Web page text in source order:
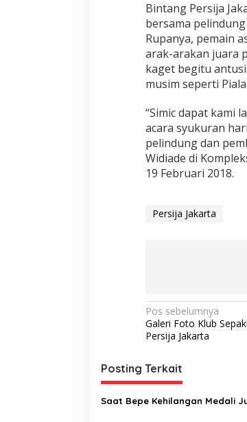
Bintang Persija
bersama
Rupanya, pemain
arak-arakan juara
kaget begitu
musim seperti
“Simic dapat kami
acara syukuran
pelindung dan
Widiade di
19 Februari 2018.
Persija Jakarta
Navigasi
pos
Pos sebelumnya
Galeri Foto Klub
Persija Jakarta
Posting Terkait
Saat Bepe Kehilangan Medali